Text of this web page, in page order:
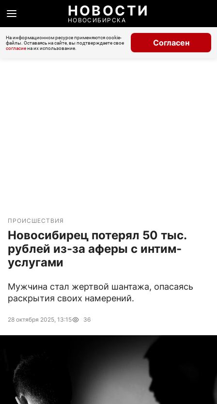
НОВОСТИ
НОВОСИБИРСКА
На информационном ресурсе применяются cookie-
файлы. Оставаясь на сайте, вы подтверждаете свое
согласиена их использование.
Согласен
ПРОИСШЕСТВИЯ
Новосибирец потерял 50 тыс.
рублей из-за аферы с интим-
услугами
Мужчина стал жертвой шантажа, опасаясь
раскрытия своих намерений.
28 октября 2025, 13:15 36